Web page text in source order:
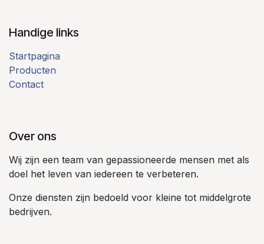
Handige links
Startpagina
Producten
Contact
Over ons
Wij zijn een team van gepassioneerde mensen met als
doel het leven van iedereen te verbeteren.
Onze diensten zijn bedoeld voor kleine tot middelgrote
bedrijven.